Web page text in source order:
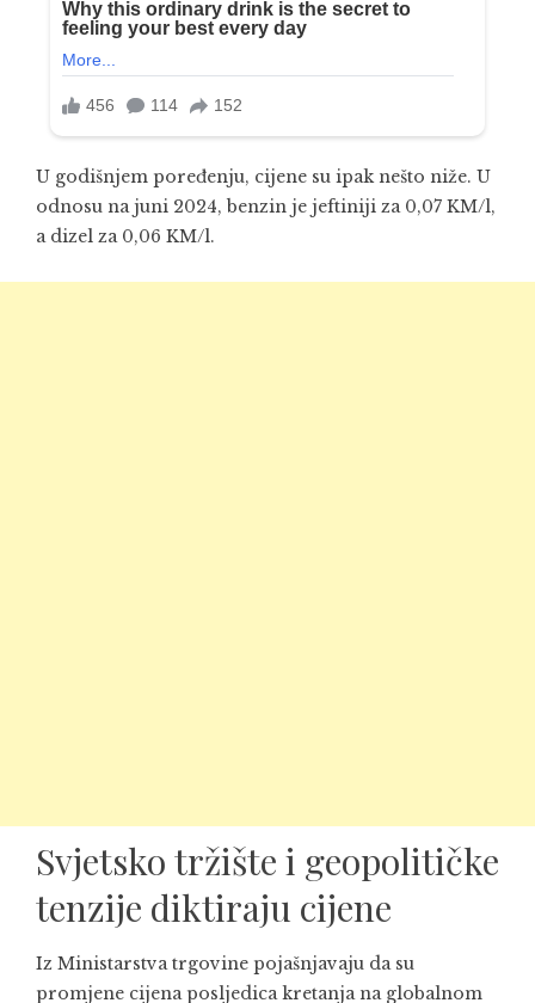
U godišnjem poređenju, cijene su ipak nešto niže. U
odnosu na juni 2024, benzin je jeftiniji za 0,07 KM/l,
a dizel za 0,06 KM/l.
Svjetsko tržište i geopolitičke
tenzije diktiraju cijene
Iz Ministarstva trgovine pojašnjavaju da su
promjene cijena posljedica kretanja na globalnom